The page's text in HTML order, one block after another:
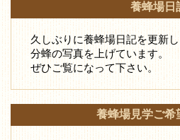
養蜂場日
久しぶりに養蜂場日記を更新
分蜂の写真を上げています。
ぜひご覧になって下さい。
養蜂場見学ご希